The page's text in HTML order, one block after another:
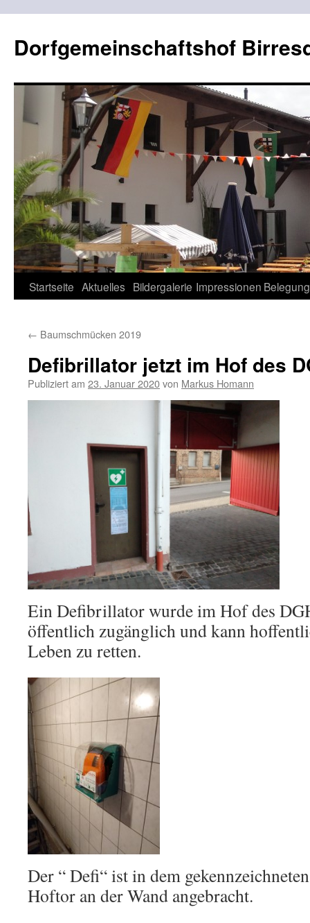
Dorfgemeinschaftshof
Zum
springen
Startseite Aktuelles Bildergalerie Impressionen
← Baumschmücken 2019
Defibrillator jetzt im Hof des
Publiziert am 23. Januar 2020von Markus Homann
Ein Defibrillator wurde im Hof des
öffentlich zugänglich und kann
Leben zu retten.
Der “ Defi“ ist in dem
Hoftor an der Wand angebracht.